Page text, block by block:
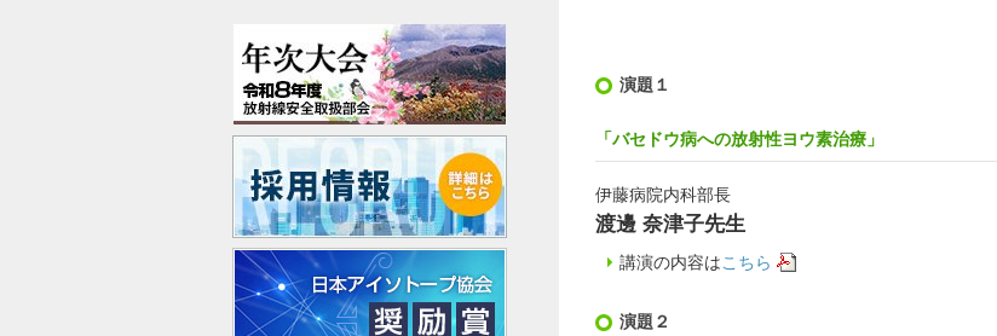
演題１
「バセドウ病への放射性ヨウ素治療」
伊藤病院内科部長
渡邊 奈津子先生
講演の内容はこちら
演題２